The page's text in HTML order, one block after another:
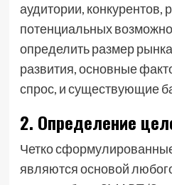
аудитории, конкурентов,
потенциальных
определить размер
развития, основные
спрос, и существующие
2. Определение
Четко
являются основой